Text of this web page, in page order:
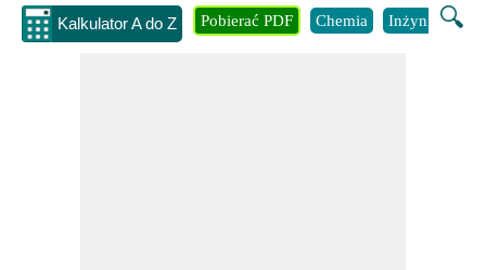
Kalkulator A do Z 🔍
Pobierać PDF Chemia Inżynieria